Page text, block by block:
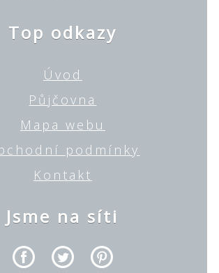
Top odkazy
Úvod
Půjčovna
Mapa webu
podmínky
Kontakt
Jsme na síti